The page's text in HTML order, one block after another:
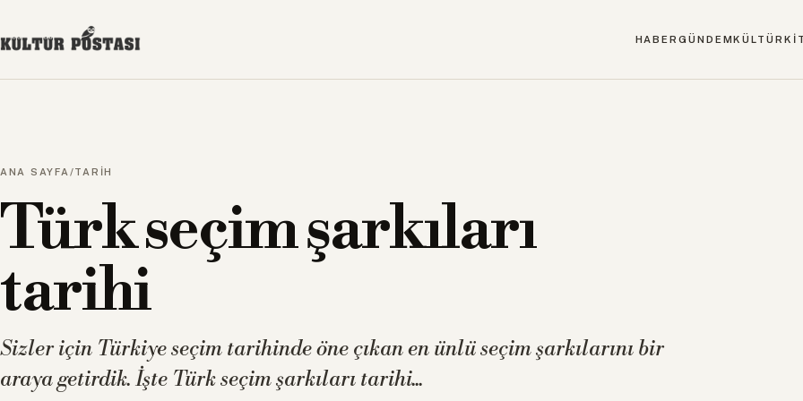
HABERGÜNDEMKÜLTÜR
ANA SAYFA /TARİH
Türk seçim şarkıları
tarihi
Sizler için Türkiye seçim tarihinde öne çıkan en ünlü seçim şarkılarını bir
araya getirdik. İşte Türk seçim şarkıları tarihi...